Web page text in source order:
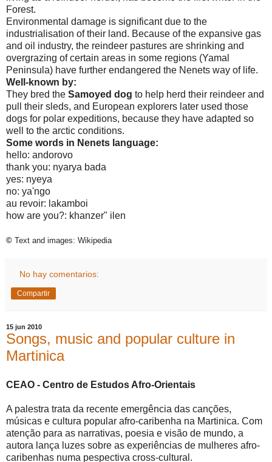
Forest.
Environmental damage is significant due to the
industrialisation of their land. Because of the expansive gas
and oil industry, the reindeer pastures are shrinking and
overgrazing of certain areas in some regions (Yamal
Peninsula) have further endangered the Nenets way of life.
Well-known by:
They bred the Samoyed dog to help herd their reindeer and
pull their sleds, and European explorers later used those
dogs for polar expeditions, because they have adapted so
well to the arctic conditions.
Some words in Nenets language:
hello: andorovo
thank you: nyarya bada
yes: nyeya
no: ya'ngo
au revoir: lakamboi
how are you?: khanzer" ilen
© Text and images: Wikipedia
No hay comentarios:
Compartir
15 jun 2010
Songs, music and popular culture in
Martinica
CEAO - Centro de Estudos Afro-Orientais
A palestra trata da recente emergência das canções,
músicas e cultura popular afro-caribenha na Martinica. Com
atenção para as narrativas, poesia e visão de mundo, a
autora lança luzes sobre as experiências de mulheres afro-
caribenhas numa pespectiva cross-cultural.